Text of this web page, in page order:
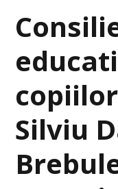
Silviu